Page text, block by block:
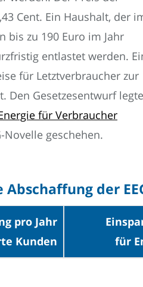
Cent. Ein Haushalt, der
bis zu 190 Euro im Jahr
entlastet werden.
für Letztverbraucher zur
Den Gesetzesentwurf
für Verbraucher
Novelle geschehen.
der
pro Jahr
Kunden
für